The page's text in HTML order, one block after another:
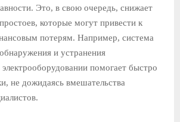
Это, в свою очередь, снижает
которые могут привести к
потерям. Например, система
и устранения
электрооборудовании помогает быстро
не дожидаясь вмешательства